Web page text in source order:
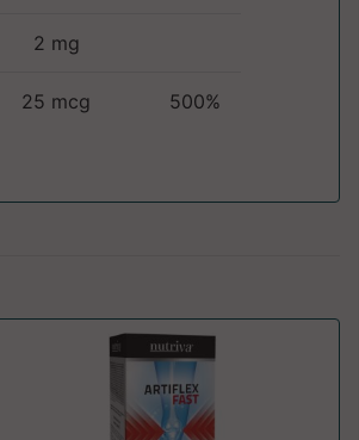
2 mg
25 mcg 500%